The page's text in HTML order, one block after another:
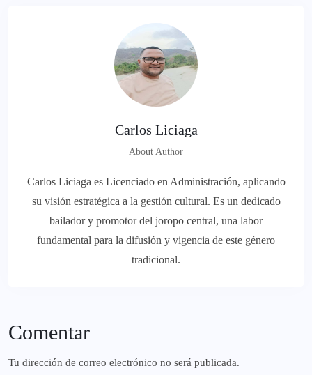
Carlos Liciaga
About Author
Carlos Liciaga es Licenciado en Administración, aplicando
su visión estratégica a la gestión cultural. Es un dedicado
bailador y promotor del joropo central, una labor
fundamental para la difusión y vigencia de este género
tradicional.
Comentar
Tu dirección de correo electrónico no será publicada.